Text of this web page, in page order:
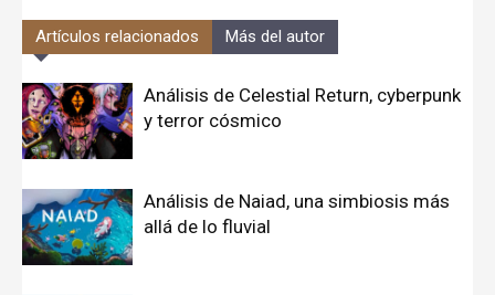
Artículos relacionados Más del autor
Análisis de Celestial Return, cyberpunk
y terror cósmico
Análisis de Naiad, una simbiosis más
allá de lo fluvial